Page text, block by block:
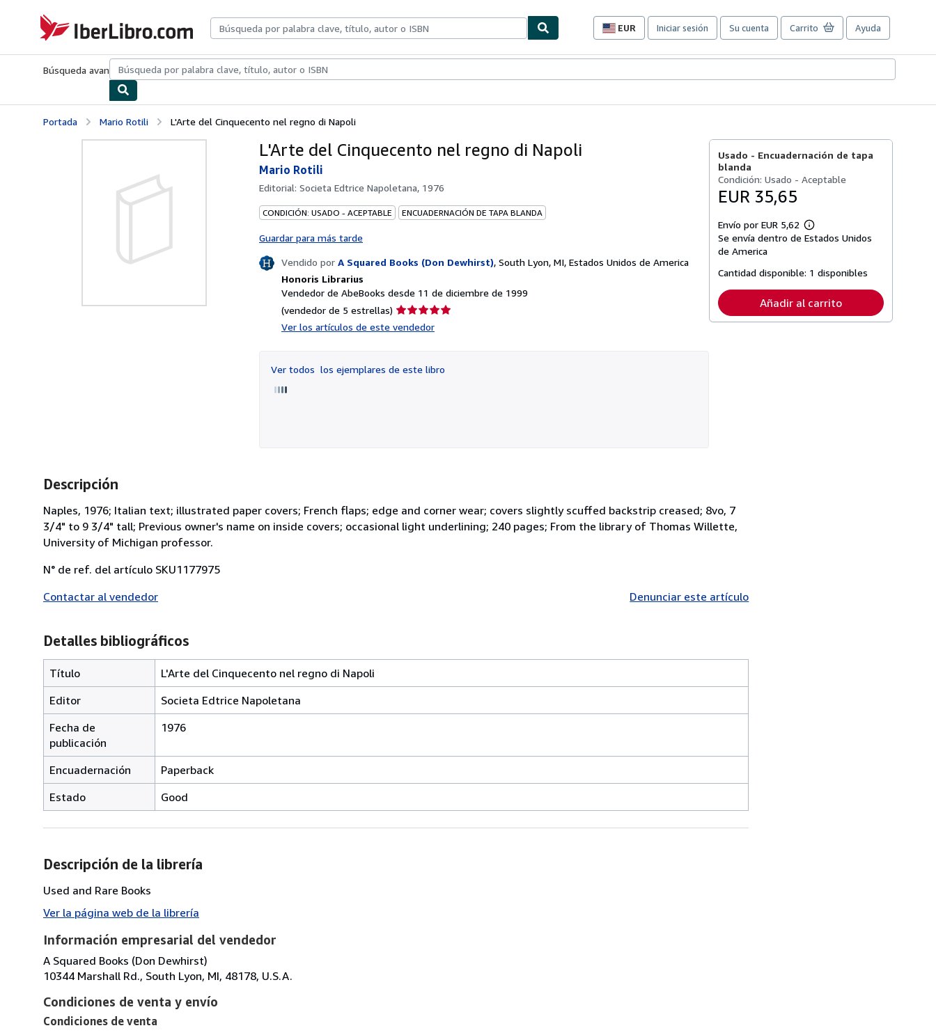
IberLibro.com
EUR
Preferencias
compra
sitio.
Iniciar sesión Su cuenta Carrito Ayuda
Búsqueda avanzadaColecciones Libros antiguosArte y coleccionismo
Portada Mario Rotili L'Arte del Cinquecento nel regno di Napoli
L'Arte del Cinquecento nel regno di Napoli
Mario Rotili
Editorial: Societa Edtrice Napoletana, 1976
CONDICIÓN: USADO - ACEPTABLE ENCUADERNACIÓN DE TAPA BLANDA
Guardar para más tarde
Vendido por A Squared Books (Don Dewhirst), South Lyon, MI, Estados Unidos de America
Honoris Librarius
Vendedor de AbeBooks desde 11 de diciembre de 1999
(vendedor de 5 estrellas) Calificación
Ver los artículos de este vendedor
Ver todos los ejemplares de este libro
Usado - Encuadernación de tapa
blanda
Condición: Usado - Aceptable
EUR 35,65
Envío por EUR 5,62
Más
información
tarifas
envío
Se envía dentro de Estados Unidos
de America
Cantidad disponible: 1 disponibles
Añadir al carrito
Descripción
Naples, 1976; Italian text; illustrated paper covers; French flaps; edge and corner wear; covers slightly scuffed backstrip creased; 8vo, 7
3/4" to 9 3/4" tall; Previous owner's name on inside covers; occasional light underlining; 240 pages; From the library of Thomas Willette,
University of Michigan professor.
N° de ref. del artículo SKU1177975
Contactar al vendedor
Denunciar este artículo
Detalles bibliográficos
Título
L'Arte del Cinquecento nel regno di Napoli
Editor
Societa Edtrice Napoletana
Fecha de
publicación
1976
Encuadernación
Paperback
Estado
Good
Descripción de la librería
Used and Rare Books
Ver la página web de la librería
Información empresarial del vendedor
A Squared Books (Don Dewhirst)
10344 Marshall Rd., South Lyon, MI, 48178, U.S.A.
Condiciones de venta y envío
Condiciones de venta